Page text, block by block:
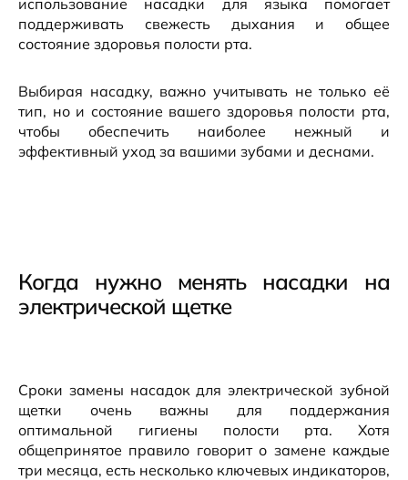
использование насадки для языка помогает
поддерживать свежесть дыхания и общее
состояние здоровья полости рта.
Выбирая насадку, важно учитывать не только её
тип, но и состояние вашего здоровья полости рта,
чтобы обеспечить наиболее нежный и
эффективный уход за вашими зубами и деснами.
Когда нужно менять насадки на
электрической щетке
Сроки замены насадок для электрической зубной
щетки очень важны для поддержания
оптимальной гигиены полости рта. Хотя
общепринятое правило говорит о замене каждые
три месяца, есть несколько ключевых индикаторов,